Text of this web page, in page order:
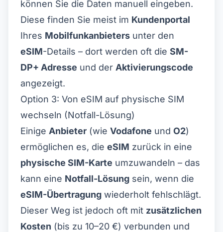
können Sie die Daten manuell eingeben.
Diese finden Sie meist im Kundenportal
Ihres Mobilfunkanbieters unter den
eSIM-Details – dort werden oft die SM-
DP+ Adresse und der Aktivierungscode
angezeigt.
Option 3: Von eSIM auf physische SIM
wechseln (Notfall-Lösung)
Einige Anbieter (wie Vodafone und O2)
ermöglichen es, die eSIM zurück in eine
physische SIM-Karte umzuwandeln – das
kann eine Notfall-Lösung sein, wenn die
eSIM-Übertragung wiederholt fehlschlägt.
Dieser Weg ist jedoch oft mit zusätzlichen
Kosten (bis zu 10–20 €) verbunden und